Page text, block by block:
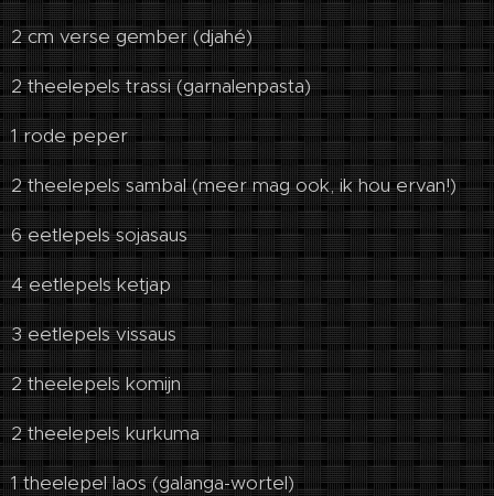
2 cm verse gember (djahé)
2 theelepels trassi (garnalenpasta)
1 rode peper
2 theelepels sambal (meer mag ook, ik hou ervan!)
6 eetlepels sojasaus
4 eetlepels ketjap
3 eetlepels vissaus
2 theelepels komijn
2 theelepels kurkuma
1 theelepel laos (galanga-wortel)